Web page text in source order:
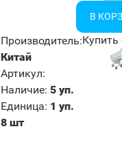
Производитель:
Китай
Артикул:
Наличие: 5 уп.
Единица: 1 уп.
8 шт
Купить